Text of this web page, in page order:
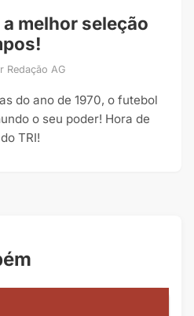
melhor seleção
Redação AG
do ano de 1970, o futebol
o seu poder! Hora de
TRI!